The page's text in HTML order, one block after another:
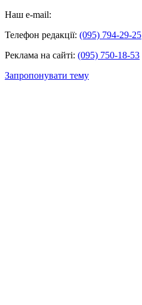
Наш e-mail:
Телефон редакції: (095) 794-29-25
Реклама на сайті: (095) 750-18-53
Запропонувати тему